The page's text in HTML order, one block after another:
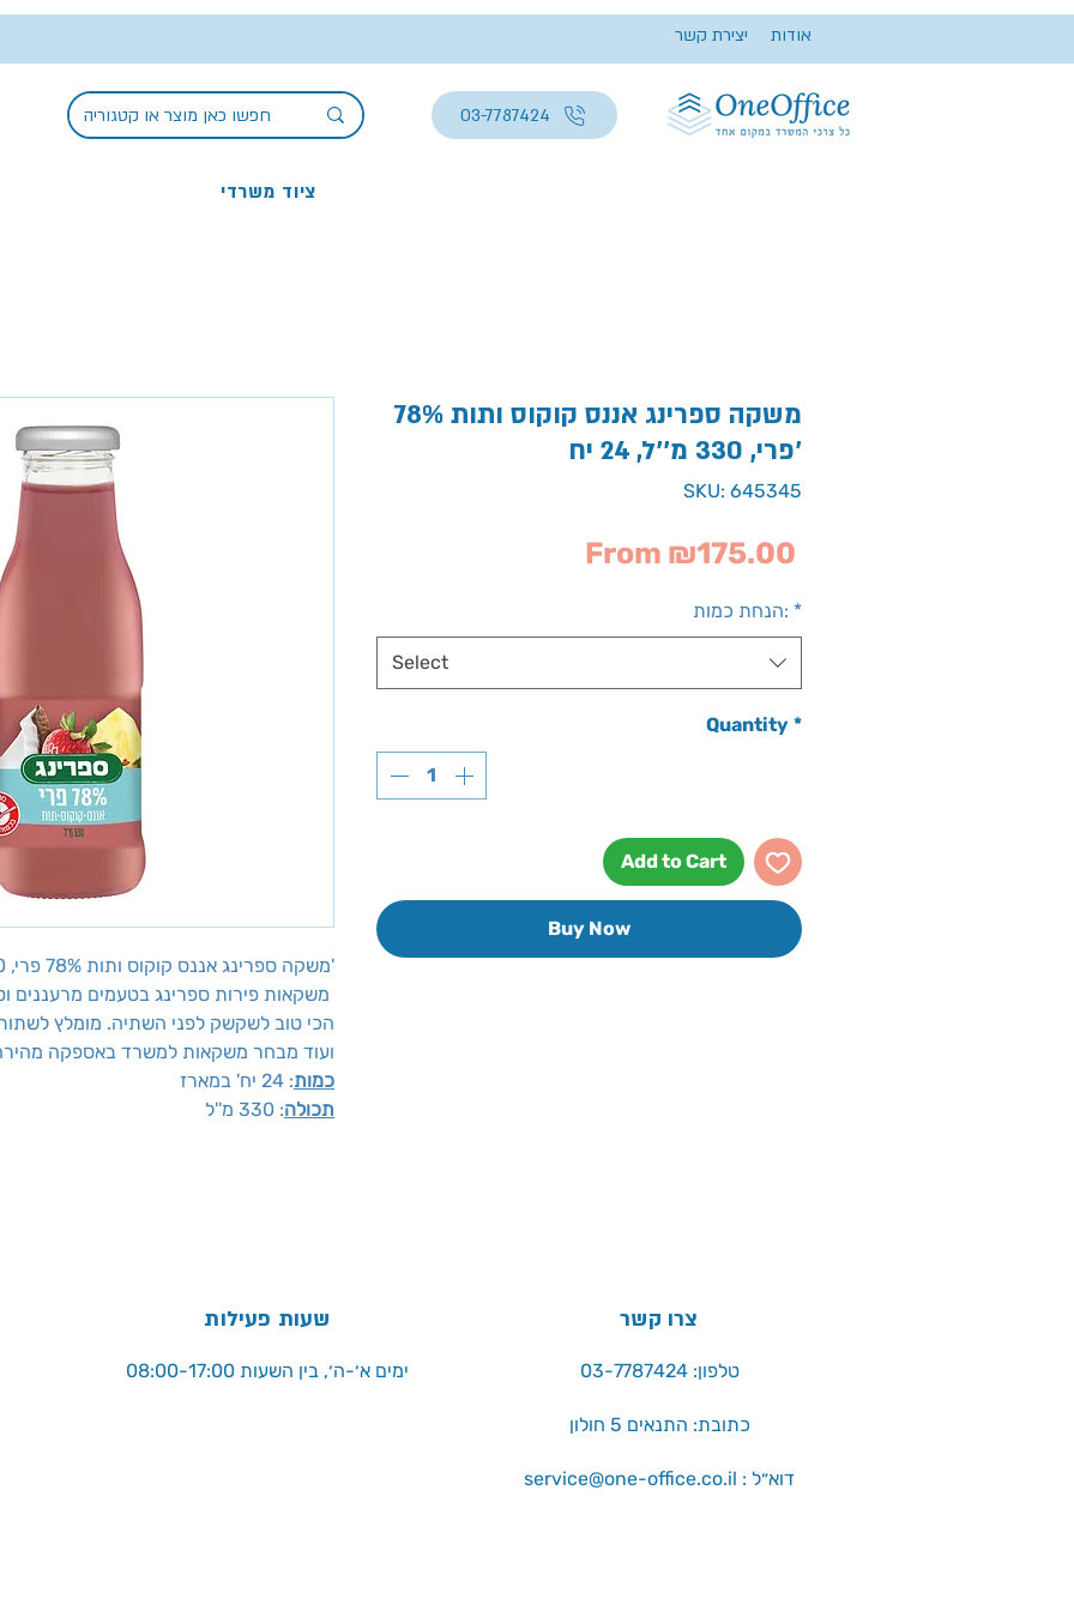
יצירת קשר אודות
03-7787424
ציוד משרדי
משקה ספרינג אננס קוקוס ותות 78% פרי, 330 מ''ל, 24 יח'
הכי טוב לשקשק לפני השתיה. מומלץ
ועוד מבחר משקאות למשרד באספקה
כמות: 24 יח' במארז
תכולה: 330 מ''ל
משקה ספרינג אננס קוקוס ותות 78%
פרי, 330 מ''ל, 24 יח'
SKU: 645345
From ₪175.00
הנחת כמות: *
Select
Quantity *
Add to Cart
Buy Now
שעות פעילות
ימים א׳-ה׳, בין השעות 08:00-17:00
צרו קשר
טלפון: 03-7787424
כתובת: התנאים 5 חולון
service@one-office.co.il : דוא״ל